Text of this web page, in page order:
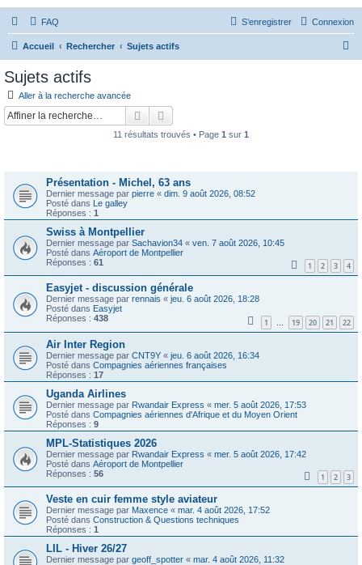
FAQ Connexion
S’enregistrer
Accueil Rechercher Sujets actifs
r
Sujets actifs
Aller à la recherche avancée
Rechercher
11 résultats trouvés • Page 1 sur 1
Présentation - Michel, 63 ans
Dernier message par pierre « dim. 9 août 2026, 08:52
Posté dans Le galley
Réponses : 1
Swiss à Montpellier
Dernier message par Sachavion34 « ven. 7 août 2026, 10:45
Posté dans Aéroport de Montpellier
Réponses : 61 1 2 3 4
Easyjet - discussion générale
Dernier message par rennais « jeu. 6 août 2026, 18:28
Posté dans Easyjet
Réponses : 438 1 … 19 20 21 22
Air Inter Region
Dernier message par CNT9Y « jeu. 6 août 2026, 16:34
Posté dans Compagnies aériennes françaises
Réponses : 17
Uganda Airlines
Dernier message par Rwandair Express « mer. 5 août 2026, 17:53
Posté dans Compagnies aériennes d'Afrique et du Moyen Orient
Réponses : 9
MPL-Statistiques 2026
Dernier message par Rwandair Express « mer. 5 août 2026, 17:42
Posté dans Aéroport de Montpellier
Réponses : 56 1 2 3
Veste en cuir femme style aviateur
Dernier message par Maxence « mar. 4 août 2026, 17:52
Posté dans Construction & Questions techniques
Réponses : 1
LIL - Hiver 26/27
Dernier message par geoff_spotter « mar. 4 août 2026, 11:32